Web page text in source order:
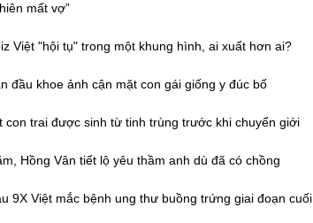
mất vợ”
Việt "hội tụ" trong một khung hình, ai xuất hơn ai?
đầu khoe ảnh cận mặt con gái giống y đúc bố
con trai được sinh từ tinh trùng trước khi chuyển giới
Hồng Vân tiết lộ yêu thầm anh dù đã có chồng
9X Việt mắc bệnh ung thư buồng trứng giai đoạn cuối